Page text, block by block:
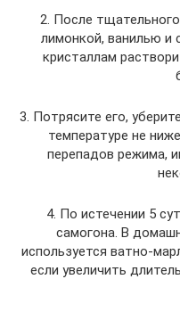
2. После
лимонкой, ванилью и
кристаллам
3. Потрясите его,
температуре не
перепадов режима,
4. По истечении 5
самогона. В
используется ватно-
если увеличить